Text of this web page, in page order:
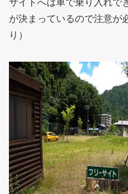
サイトへは車で乗り入れで
が決まっているので注意が
り）